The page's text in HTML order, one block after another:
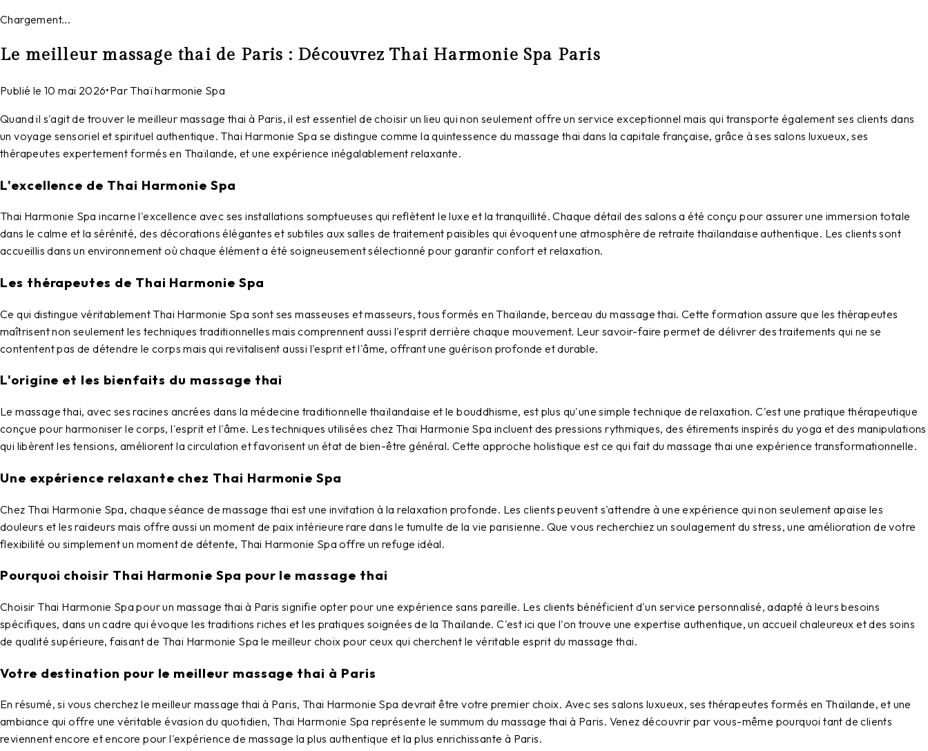
Chargement...
Le meilleur massage thai de Paris : Découvrez Thai Harmonie Spa Paris
Publié le 10 mai 2026•Par Thaï harmonie Spa
Quand il s'agit de trouver le meilleur massage thai à Paris, il est essentiel de choisir un lieu qui non seulement offre un service exceptionnel mais qui transporte également ses clients dans
un voyage sensoriel et spirituel authentique. Thai Harmonie Spa se distingue comme la quintessence du massage thai dans la capitale française, grâce à ses salons luxueux, ses
thérapeutes expertement formés en Thaïlande, et une expérience inégalablement relaxante.
L'excellence de Thai Harmonie Spa
Thai Harmonie Spa incarne l'excellence avec ses installations somptueuses qui reflètent le luxe et la tranquillité. Chaque détail des salons a été conçu pour assurer une immersion totale
dans le calme et la sérénité, des décorations élégantes et subtiles aux salles de traitement paisibles qui évoquent une atmosphère de retraite thaïlandaise authentique. Les clients sont
accueillis dans un environnement où chaque élément a été soigneusement sélectionné pour garantir confort et relaxation.
Les thérapeutes de Thai Harmonie Spa
Ce qui distingue véritablement Thai Harmonie Spa sont ses masseuses et masseurs, tous formés en Thaïlande, berceau du massage thai. Cette formation assure que les thérapeutes
maîtrisent non seulement les techniques traditionnelles mais comprennent aussi l'esprit derrière chaque mouvement. Leur savoir-faire permet de délivrer des traitements qui ne se
contentent pas de détendre le corps mais qui revitalisent aussi l'esprit et l'âme, offrant une guérison profonde et durable.
L'origine et les bienfaits du massage thai
Le massage thai, avec ses racines ancrées dans la médecine traditionnelle thaïlandaise et le bouddhisme, est plus qu'une simple technique de relaxation. C'est une pratique thérapeutique
conçue pour harmoniser le corps, l'esprit et l'âme. Les techniques utilisées chez Thai Harmonie Spa incluent des pressions rythmiques, des étirements inspirés du yoga et des manipulations
qui libèrent les tensions, améliorent la circulation et favorisent un état de bien-être général. Cette approche holistique est ce qui fait du massage thai une expérience transformationnelle.
Une expérience relaxante chez Thai Harmonie Spa
Chez Thai Harmonie Spa, chaque séance de massage thai est une invitation à la relaxation profonde. Les clients peuvent s'attendre à une expérience qui non seulement apaise les
douleurs et les raideurs mais offre aussi un moment de paix intérieure rare dans le tumulte de la vie parisienne. Que vous recherchiez un soulagement du stress, une amélioration de votre
flexibilité ou simplement un moment de détente, Thai Harmonie Spa offre un refuge idéal.
Pourquoi choisir Thai Harmonie Spa pour le massage thai
Choisir Thai Harmonie Spa pour un massage thai à Paris signifie opter pour une expérience sans pareille. Les clients bénéficient d'un service personnalisé, adapté à leurs besoins
spécifiques, dans un cadre qui évoque les traditions riches et les pratiques soignées de la Thaïlande. C'est ici que l'on trouve une expertise authentique, un accueil chaleureux et des soins
de qualité supérieure, faisant de Thai Harmonie Spa le meilleur choix pour ceux qui cherchent le véritable esprit du massage thai.
Votre destination pour le meilleur massage thai à Paris
En résumé, si vous cherchez le meilleur massage thai à Paris, Thai Harmonie Spa devrait être votre premier choix. Avec ses salons luxueux, ses thérapeutes formés en Thaïlande, et une
ambiance qui offre une véritable évasion du quotidien, Thai Harmonie Spa représente le summum du massage thai à Paris. Venez découvrir par vous-même pourquoi tant de clients
reviennent encore et encore pour l'expérience de massage la plus authentique et la plus enrichissante à Paris.